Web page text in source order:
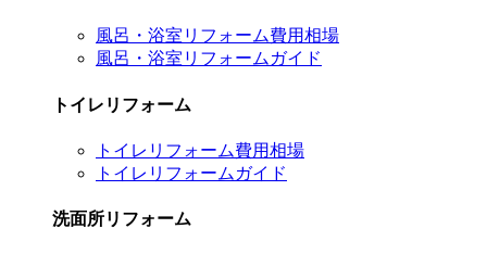
風呂・浴室リフォーム費用相場
風呂・浴室リフォームガイド
トイレリフォーム
トイレリフォーム費用相場
トイレリフォームガイド
洗面所リフォーム